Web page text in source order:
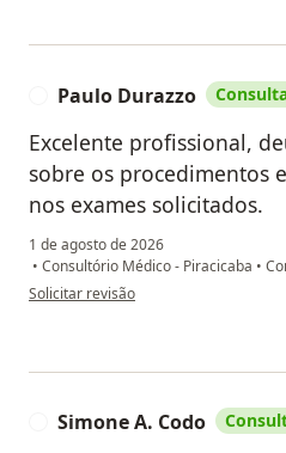
Paulo Durazzo
Excelente profissional,
sobre os procedimentos
nos exames solicitados.
1 de agosto de 2026
• Consultório Médico - Piracicaba •
na opinião do utilizador Paulo Durazzo
Solicitar revisão
Simone A. Codo